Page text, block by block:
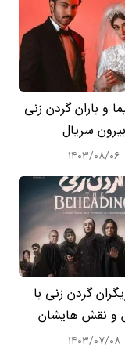
و باران گردن زنی
بیرون سریال
۱۴۰۳/۰۸/۰۶
گردن زنی با
نقش هایشان
۱۴۰۳/۰۷/۰۸